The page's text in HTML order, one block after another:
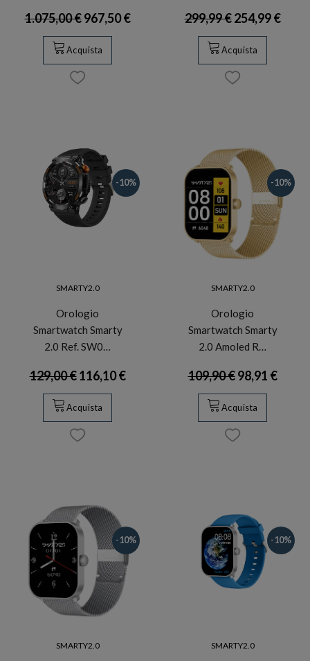
1.075,00 €967,50 €
Acquista
299,99 €254,99 €
Acquista
-10%
SMARTY2.0
Orologio
Smartwatch Smarty
2.0 Ref. SW0…
129,00 €116,10 €
Acquista
-10%
SMARTY2.0
Orologio
Smartwatch Smarty
2.0 Amoled R…
109,90 €98,91 €
Acquista
-10%
SMARTY2.0
-10%
SMARTY2.0